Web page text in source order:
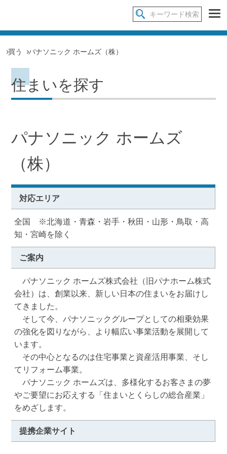
買う パナソニック ホームズ（株）
住まいを探す
パナソニック ホームズ
（株）
対応エリア
全国 ※北海道・青森・岩手・秋田・山形・鳥取・高
知・宮崎を除く
ご案内
パナソニック ホームズ株式会社（旧パナホーム株式
会社）は、創業以来、新しい日本の住まいをお届けし
てきました。
そして今、パナソニックグループとしての相乗効果
の強化を図りながら、より幅広い事業活動を展開して
います。
その中心となるのは住宅事業と資産活用事業、そし
てリフォーム事業。
パナソニック ホームズは、多様化するお客さまの夢
やご要望にお応えする「住まいとくらしの総合産業」
をめざします。
提携企業サイト